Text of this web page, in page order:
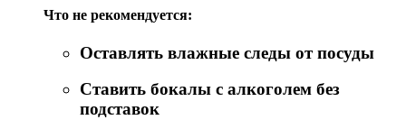
Что не рекомендуется:
Оставлять влажные следы от посуды
Ставить бокалы с алкоголем без
подставок